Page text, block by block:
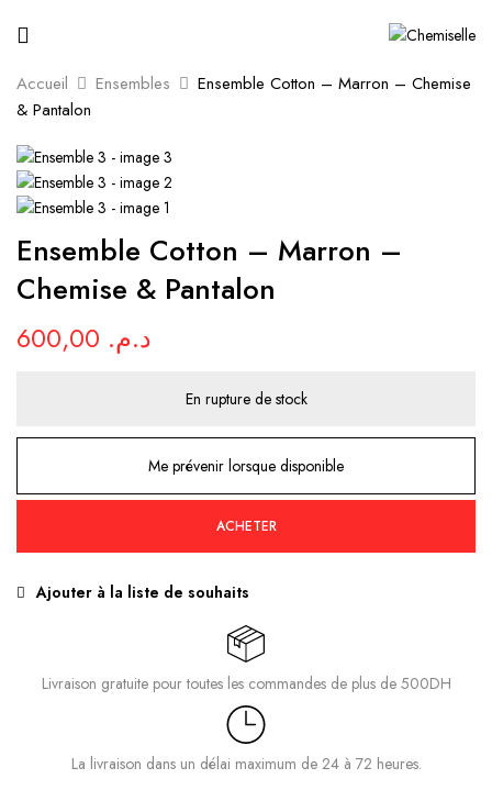
Accueil Ensembles
Ensemble Cotton – Marron – Chemise
& Pantalon
Ensemble Cotton – Marron –
Chemise & Pantalon
د.م.
En rupture de stock
Me prévenir lorsque disponible
ACHETER
Ajouter à la liste de souhaits
Livraison gratuite pour toutes les commandes de plus de 500DH
La livraison dans un délai maximum de 24 à 72 heures.
Pantalon”
Votre adresse e-mail ne sera pas publiée.
champs obligatoires sont indiqués avec*
Votre note